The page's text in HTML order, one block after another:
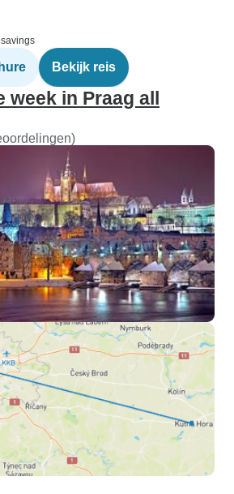
Bekijk reis
week in Praag all